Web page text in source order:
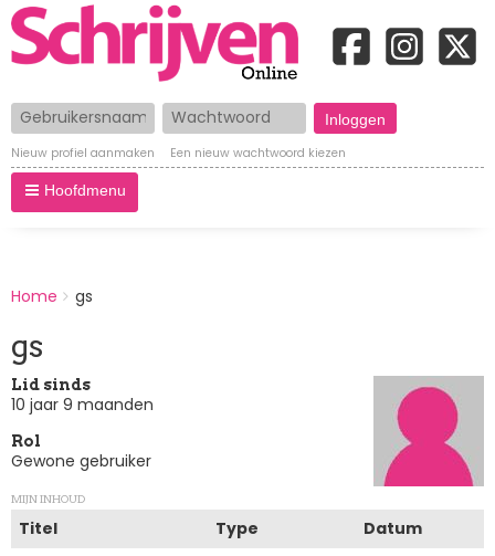
Gebruikersnaam Wachtwoord
Nieuw profiel aanmaken Een nieuw wachtwoord kiezen
Hoofdmenu
BREADCRUMBS
You
here:
Home gs
gs
Lid sinds
10 jaar 9 maanden
Rol
Gewone gebruiker
MIJN INHOUD
Titel Type
Datum